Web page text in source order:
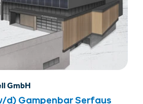
GmbH
d) Gampenbar Serfaus